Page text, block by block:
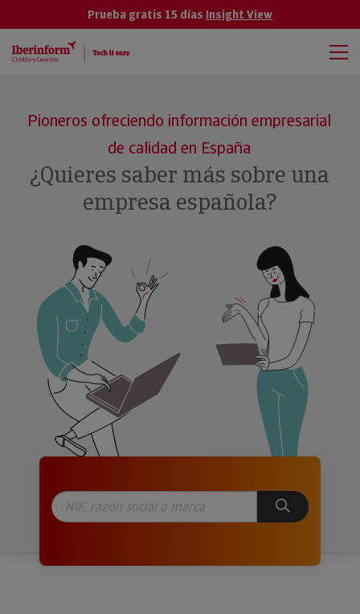
Prueba gratis 15 días Insight View
Pioneros ofreciendo información empresarial
de calidad en España
¿Quieres saber más sobre una
empresa española?